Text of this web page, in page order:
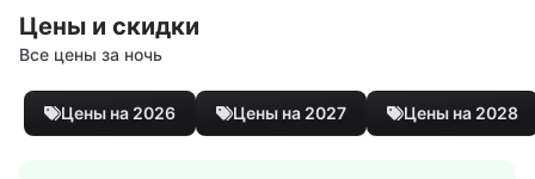
Цены и скидки
Все цены за ночь
Цены на 2026 Цены на 2027 Цены на 2028